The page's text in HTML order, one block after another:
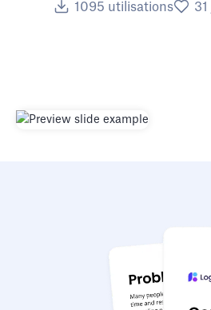
1095 utilisations 31